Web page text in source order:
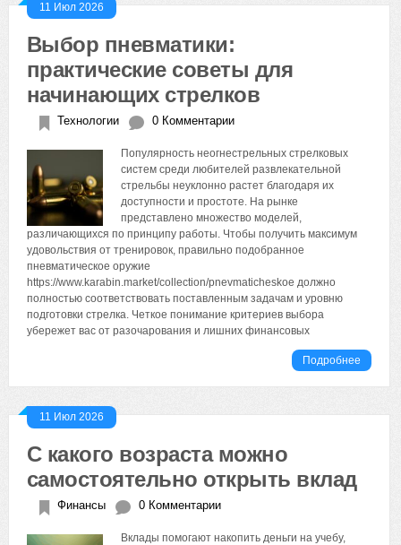
11 Июл 2026
Выбор пневматики:
практические советы для
начинающих стрелков
Технологии 0 Комментарии
Популярность неогнестрельных стрелковых
систем среди любителей развлекательной
стрельбы неуклонно растет благодаря их
доступности и простоте. На рынке
представлено множество моделей,
различающихся по принципу работы. Чтобы получить максимум
удовольствия от тренировок, правильно подобранное
пневматическое оружие
https://www.karabin.market/collection/pnevmaticheskoe должно
полностью соответствовать поставленным задачам и уровню
подготовки стрелка. Четкое понимание критериев выбора
убережет вас от разочарования и лишних финансовых
Подробнее
11 Июл 2026
С какого возраста можно
самостоятельно открыть вклад
Финансы 0 Комментарии
Вклады помогают накопить деньги на учебу,